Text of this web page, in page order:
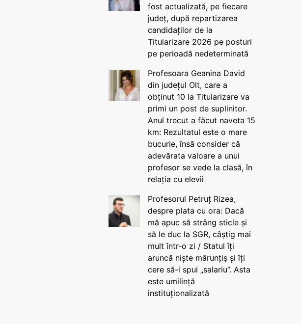
fost actualizată, pe fiecare
județ, după repartizarea
candidaților de la
Titularizare 2026 pe posturi
pe perioadă nedeterminată
Profesoara Geanina David
din județul Olt, care a
obținut 10 la Titularizare va
primi un post de suplinitor.
Anul trecut a făcut naveta 15
km: Rezultatul este o mare
bucurie, însă consider că
adevărata valoare a unui
profesor se vede la clasă, în
relația cu elevii
Profesorul Petruț Rizea,
despre plata cu ora: Dacă
mă apuc să strâng sticle și
să le duc la SGR, câștig mai
mult într-o zi / Statul îți
aruncă niște mărunțiș și îți
cere să-i spui „salariu”. Asta
este umilință
instituționalizată